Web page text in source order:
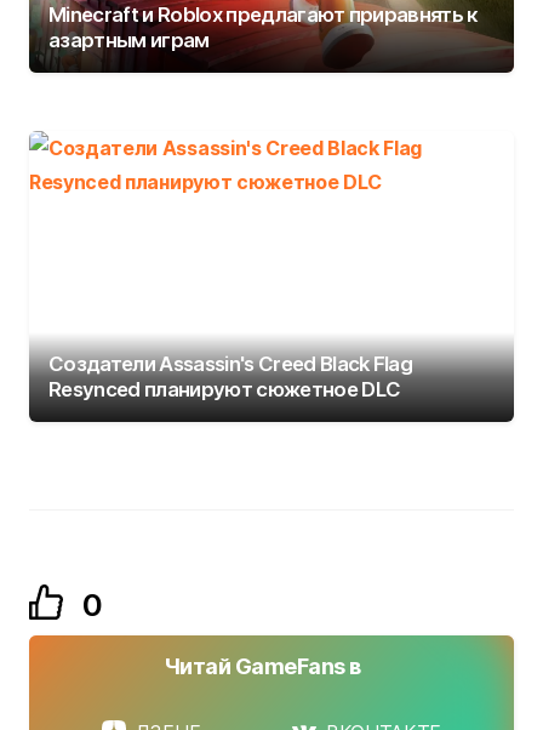
Minecraft и Roblox предлагают приравнять к
азартным играм
Создатели Assassin's Creed Black Flag
Resynced планируют сюжетное DLC
0
Читай GameFans в